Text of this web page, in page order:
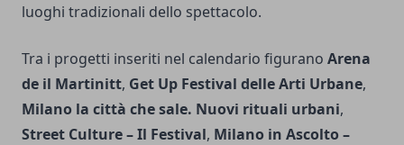
luoghi tradizionali dello spettacolo.
Tra i progetti inseriti nel calendario figurano Arena
de il Martinitt, Get Up Festival delle Arti Urbane,
Milano la città che sale. Nuovi rituali urbani,
Street Culture – Il Festival, Milano in Ascolto –